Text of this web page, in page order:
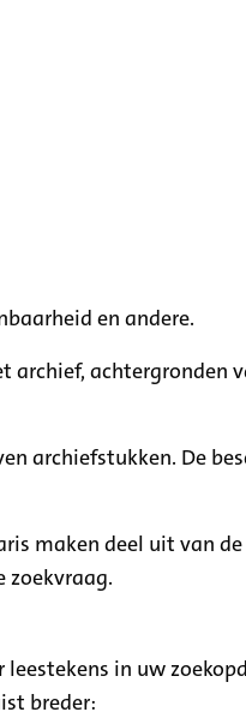
en andere.
achtergronden
archiefstukken. De
maken deel uit van
zoekvraag.
leestekens in uw
breder: